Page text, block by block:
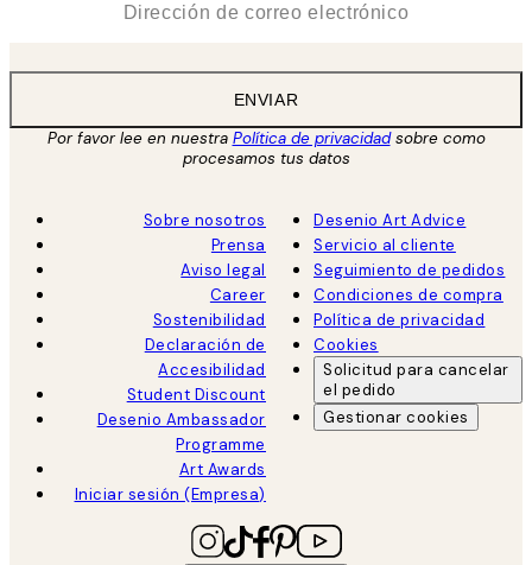
ENVIAR
Por favor lee en nuestra Política de privacidadsobre como
procesamos tus datos
Sobre nosotros
Prensa
Aviso legal
Career
Sostenibilidad
Declaración de
Accesibilidad
Student Discount
Desenio Ambassador
Programme
Art Awards
Iniciar sesión (Empresa)
Desenio Art Advice
Servicio al cliente
Seguimiento de pedidos
Condiciones de compra
Política de privacidad
Cookies
Solicitud para cancelar
el pedido
Gestionar cookies